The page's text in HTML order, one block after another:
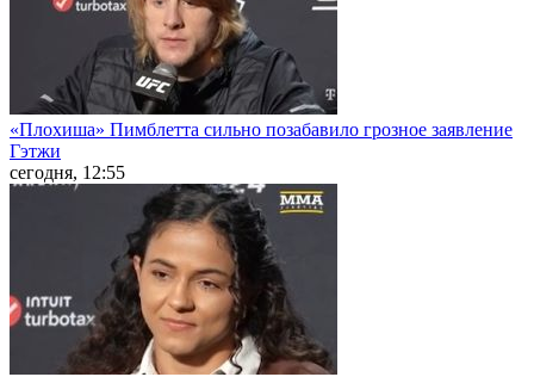
«Плохиша» Пимблетта сильно позабавило грозное заявление
Гэтжи
сегодня, 12:55